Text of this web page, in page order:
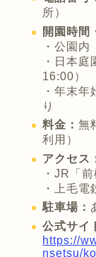
所）
開園時間
・公園
・日本
16:00）
・年末
り
料金： 無
利用）
アクセス
・JR「
・上毛
駐車場：
公式サイ
https://
nsetsu/